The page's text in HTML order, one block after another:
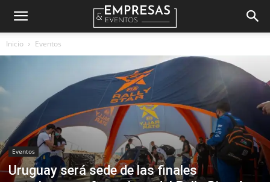
Empresas
Eventos
Inicio Eventos
Eventos
Uruguay será sede de las finales